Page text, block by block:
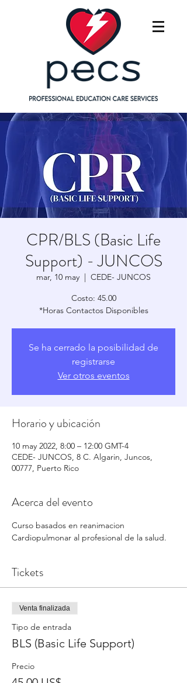
CPR/BLS (Basic Life
Support) - JUNCOS
mar, 10 may
  |
CEDE- JUNCOS
Costo: 45.00
*Horas Contactos Disponibles
Se ha cerrado la posibilidad de
registrarse
Ver otros eventos
Horario y ubicación
10 may 2022, 8:00 – 12:00 GMT-4
CEDE- JUNCOS, 8 C. Algarin, Juncos,
00777, Puerto Rico
Acerca del evento
Curso basados en reanimacion
Cardiopulmonar al profesional de la salud.
Tickets
Venta finalizada
Tipo de entrada
BLS (Basic Life Support)
Precio